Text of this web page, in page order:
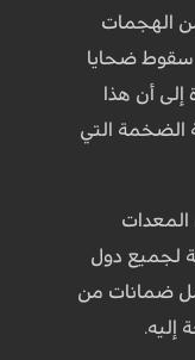
الهجمات
سقوط ضحايا
أن هذا
الضخمة التي
المعدات
لجميع دول
ضمانات من
إليه.